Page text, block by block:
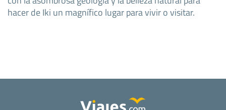
hacer de Iki un magnífico lugar para vivir o visitar.